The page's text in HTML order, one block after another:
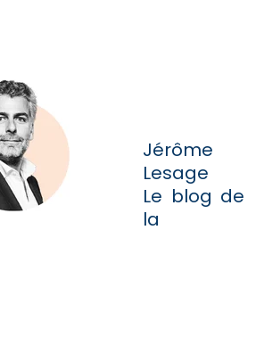
Jérôme
Lesage
Le blog de
la